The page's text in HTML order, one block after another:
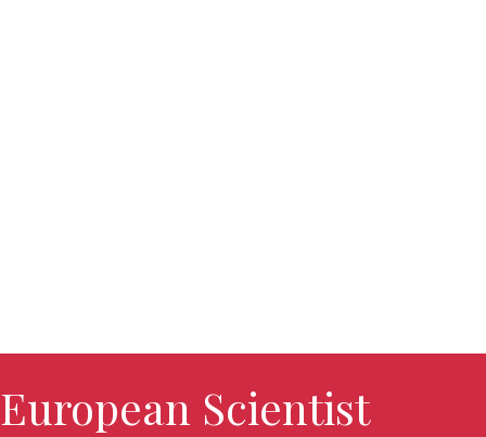
European Scientist